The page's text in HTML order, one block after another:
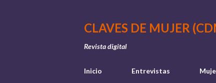
CLAVES DE MUJER
Revista digital
Inicio Entrevistas